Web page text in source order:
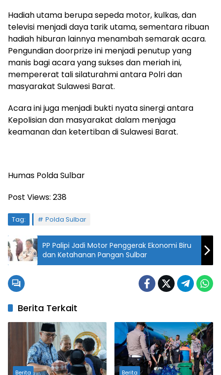
Hadiah utama berupa sepeda motor, kulkas, dan
televisi menjadi daya tarik utama, sementara ribuan
hadiah hiburan lainnya menambah semarak acara.
Pengundian doorprize ini menjadi penutup yang
manis bagi acara yang sukses dan meriah ini,
mempererat tali silaturahmi antara Polri dan
masyarakat Sulawesi Barat.
Acara ini juga menjadi bukti nyata sinergi antara
Kepolisian dan masyarakat dalam menjaga
keamanan dan ketertiban di Sulawesi Barat.
Humas Polda Sulbar
Post Views: 238
Tag: Polda Sulbar
PP Palipi Jadi Motor Penggerak Ekonomi Biru
Berita Terkait
Berita Berita